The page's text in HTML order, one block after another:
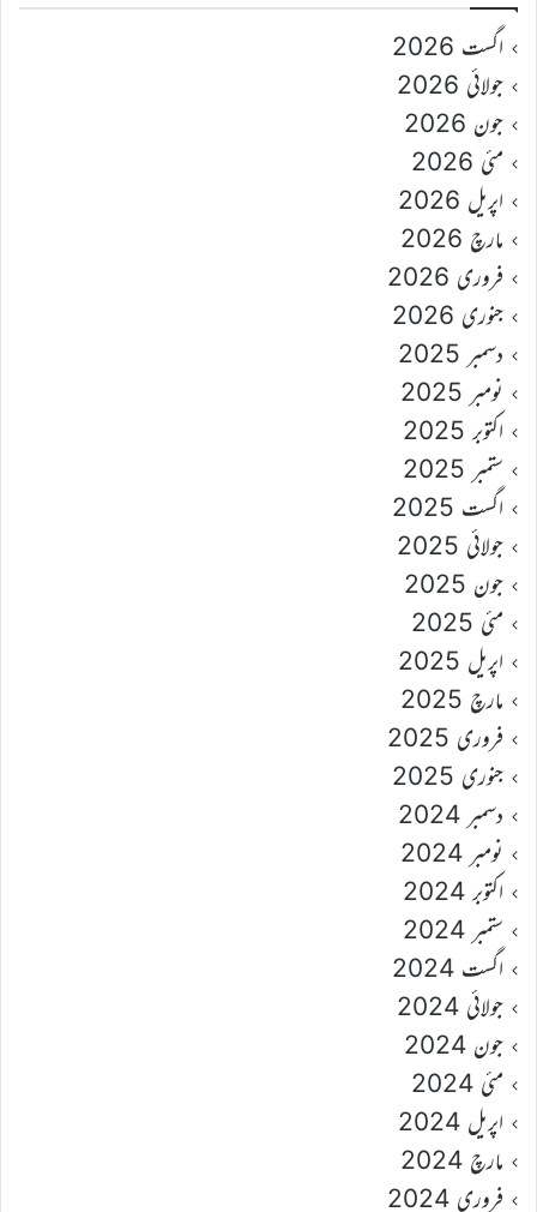
اگست 2026
جولائی 2026
جون 2026
مئی 2026
اپریل 2026
مارچ 2026
فروری 2026
جنوری 2026
دسمبر 2025
نومبر 2025
اکتوبر 2025
ستمبر 2025
اگست 2025
جولائی 2025
جون 2025
مئی 2025
اپریل 2025
مارچ 2025
فروری 2025
جنوری 2025
دسمبر 2024
نومبر 2024
اکتوبر 2024
ستمبر 2024
اگست 2024
جولائی 2024
جون 2024
مئی 2024
اپریل 2024
مارچ 2024
فروری 2024